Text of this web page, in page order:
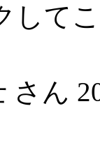
して
さん